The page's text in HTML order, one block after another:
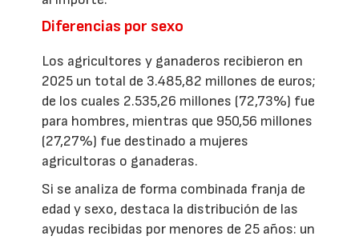
Diferencias por sexo
Los agricultores y ganaderos recibieron en
2025 un total de 3.485,82 millones de euros;
de los cuales 2.535,26 millones (72,73%) fue
para hombres, mientras que 950,56 millones
(27,27%) fue destinado a mujeres
agricultoras o ganaderas.
Si se analiza de forma combinada franja de
edad y sexo, destaca la distribución de las
ayudas recibidas por menores de 25 años: un